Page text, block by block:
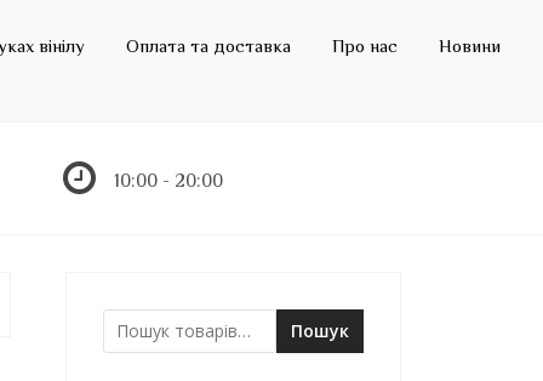
вінілу Оплата та доставка Про нас Новини
10:00 - 20:00
Ш
Пошук